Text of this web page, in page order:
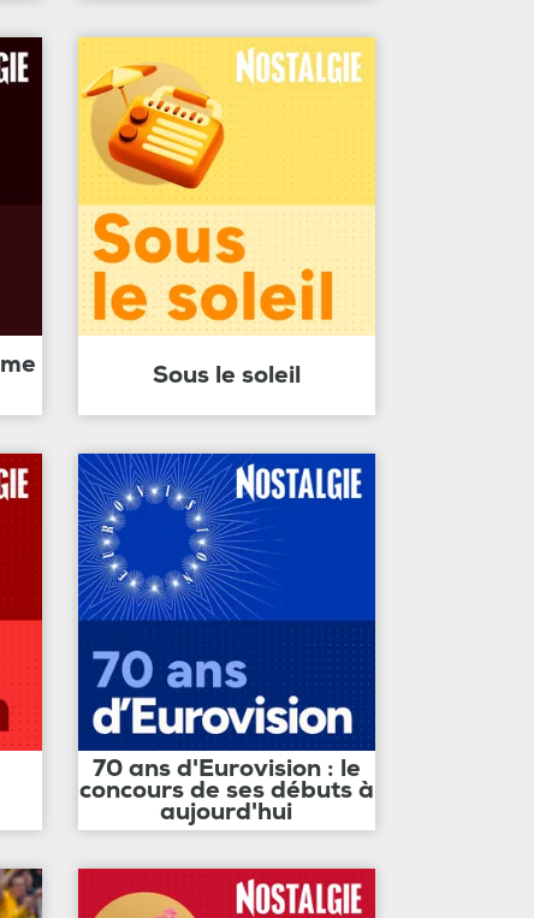
Sous le soleil
70 ans d'Eurovision : le
concours de ses débuts à
aujourd'hui